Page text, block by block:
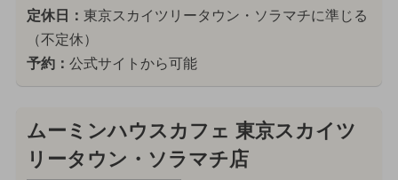
定休日： 東京スカイツリータウン・ソラマチに準じる
（不定休）
予約： 公式サイトから可能
ムーミンハウスカフェ 東京スカイツ
リータウン・ソラマチ店